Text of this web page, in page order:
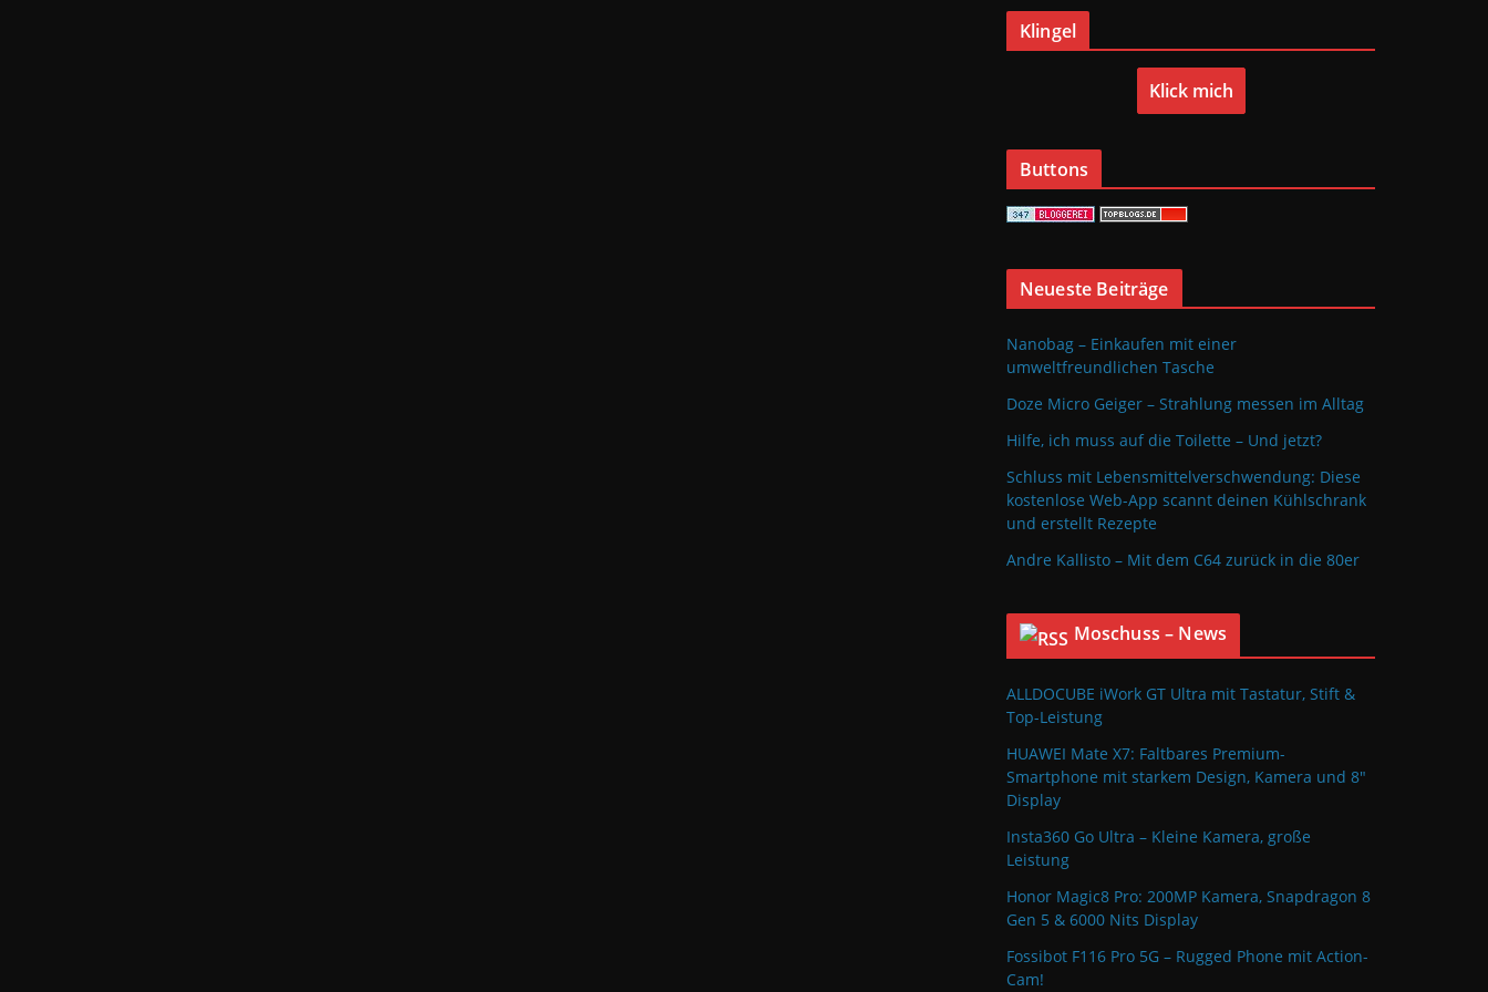
Klingel
Klick mich
Buttons
Neueste Beiträge
Nanobag – Einkaufen mit einer
umweltfreundlichen Tasche
Doze Micro Geiger – Strahlung messen im Alltag
Hilfe, ich muss auf die Toilette – Und jetzt?
Schluss mit Lebensmittelverschwendung: Diese
kostenlose Web-App scannt deinen Kühlschrank
und erstellt Rezepte
Andre Kallisto – Mit dem C64 zurück in die 80er
Moschuss – News
ALLDOCUBE iWork GT Ultra mit Tastatur, Stift &
Top-Leistung
HUAWEI Mate X7: Faltbares Premium-
Smartphone mit starkem Design, Kamera und 8″
Display
Insta360 Go Ultra – Kleine Kamera, große
Leistung
Honor Magic8 Pro: 200MP Kamera, Snapdragon 8
Gen 5 & 6000 Nits Display
Fossibot F116 Pro 5G – Rugged Phone mit Action-
Cam!